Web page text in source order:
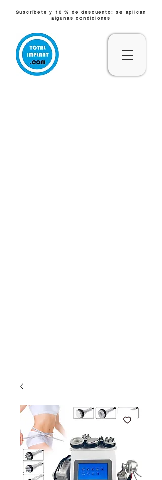
Suscríbete y 10 % de descuento: se aplican
algunas condiciones